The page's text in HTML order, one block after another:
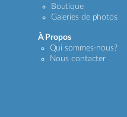
Boutique
Galeries de photos
À Propos
Qui sommes-nous?
Nous contacter